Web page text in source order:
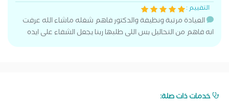
التقييم :
العيادة مرتبة ونظيفة والدكتور فاهم شغله ماشاء الله عرفت
انه فاهم من التحاليل بس اللى طلبها ربنا يجعل الشفاء على ايده
خدمات ذات صلة: